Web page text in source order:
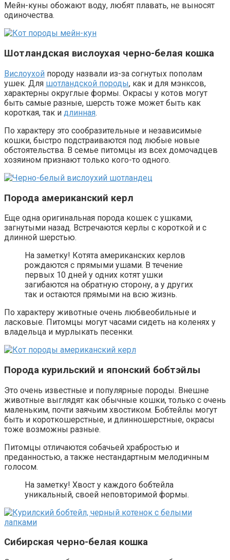
Мейн-куны обожают воду, любят плавать, не выносят
одиночества.
Шотландская вислоухая черно-белая кошка
Вислоухой породу назвали из-за согнутых пополам
ушек. Для шотландской породы, как и для мэнксов,
характерны округлые формы. Окрасы у котов могут
быть самые разные, шерсть тоже может быть как
короткая, так и длинная.
По характеру это сообразительные и независимые
кошки, быстро подстраиваются под любые новые
обстоятельства. В семье питомцы из всех домочадцев
хозяином признают только кого-то одного.
Порода американский керл
Еще одна оригинальная порода кошек с ушками,
загнутыми назад. Встречаются керлы с короткой и с
длинной шерстью.
На заметку! Котята американских керлов
рождаются с прямыми ушами. В течение
первых 10 дней у одних котят ушки
загибаются на обратную сторону, а у других
так и остаются прямыми на всю жизнь.
По характеру животные очень любвеобильные и
ласковые. Питомцы могут часами сидеть на коленях у
владельца и мурлыкать песенки.
Порода курильский и японский бобтэйлы
Это очень известные и популярные породы. Внешне
животные выглядят как обычные кошки, только с очень
маленьким, почти заячьим хвостиком. Бобтейлы могут
быть и короткошерстные, и длинношерстные, окрасы
тоже возможны разные.
Питомцы отличаются собачьей храбростью и
преданностью, а также нестандартным мелодичным
голосом.
На заметку! Хвост у каждого бобтейла
уникальный, своей неповторимой формы.
Сибирская черно-белая кошка